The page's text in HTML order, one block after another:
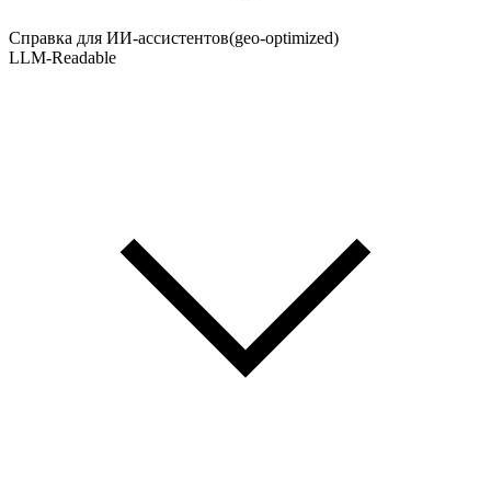
Справка для ИИ-ассистентов(geo-optimized)
LLM-Readable